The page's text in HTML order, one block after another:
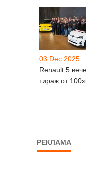
03 Dec 2025
Renault 5
тираж от 100»
РЕКЛАМА